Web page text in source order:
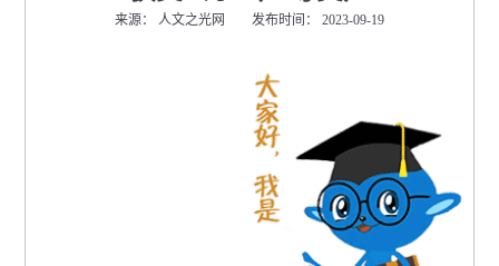
来源： 人文之光网 发布时间： 2023-09-19